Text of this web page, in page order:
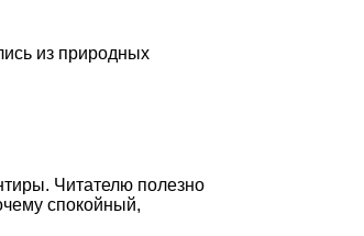
из природных
Читателю полезно
спокойный,